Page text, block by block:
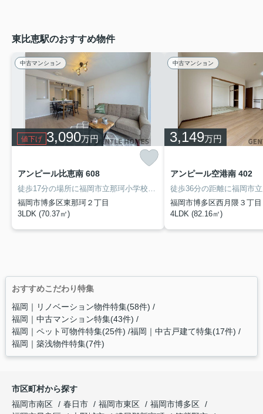
東比恵駅のおすすめ物件
中古マンション
値下げ 3,090万円
アンピール比恵南 608
福岡市博多区東那珂２丁目
3LDK (70.37㎡)
中古マンション
3,149万円
アンピール空港南 402
福岡市博多区西月隈３丁目
4LDK (82.16㎡)
おすすめこだわり特集
福岡｜リノベーション物件特集(58件)
福岡｜中古マンション特集(43件)
福岡｜ペット可物件特集(25件) 福岡｜中古戸建て特集(17件)
福岡｜築浅物件特集(7件)
市区町村から探す
福岡市南区
春日市 福岡市東区
福岡市博多区